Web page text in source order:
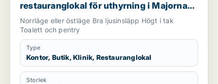
restauranglokal för uthyrning i Majorna-
Linné
Norrläge eller östläge Bra ljusinsläpp Högt i tak
Toalett och pentry
Type
Kontor, Butik, Klinik, Restauranglokal
Storlek